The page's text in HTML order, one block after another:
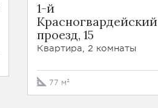
1-й
Красногвардейский
проезд, 15
Квартира, 2 комнаты
77 м²